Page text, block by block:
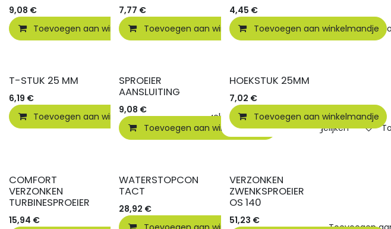
9,08 €
Toevoegen aan winkelmandje
Vergelijken Toevoegen aan verlanglijst
7,77 €
Toevoegen aan winkelmandje
Vergelijken
4,45 €
Toevoegen aan winkelmandje
T-STUK 25 MM
6,19 €
Toevoegen aan winkelmandje
Vergelijken Toevoegen aan verlanglijst
SPROEIER
AANSLUITING
9,08 €
Toevoegen aan winkelmandje
Vergelijken
HOEKSTUK 25MM
7,02 €
Toevoegen aan winkelmandje
COMFORT
VERZONKEN
TURBINESPROEIER
15,94 €
WATERSTOPCON
TACT
28,92 €
VERZONKEN
ZWENKSPROEIER
OS 140
51,23 €